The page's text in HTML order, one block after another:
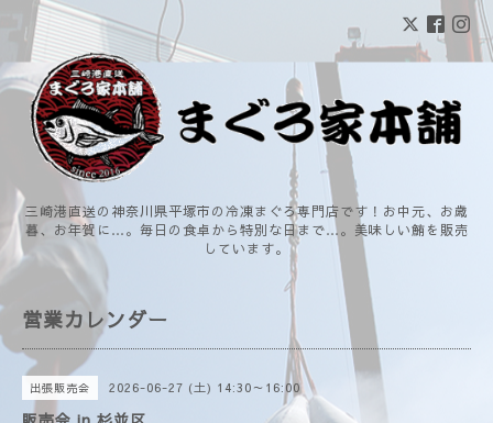
三崎港直送の神奈川県平塚市の冷凍まぐろ専門店です！お中元、お歳
暮、お年賀に…。毎日の食卓から特別な日まで…。美味しい鮪を販売
しています。
営業カレンダー
出張販売会 2026-06-27 (土) 14:30～16:00